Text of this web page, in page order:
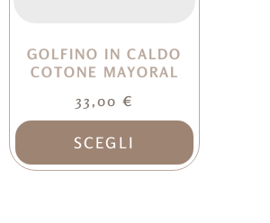
GOLFINO IN CALDO
COTONE MAYORAL
33,00 €
SCEGLI